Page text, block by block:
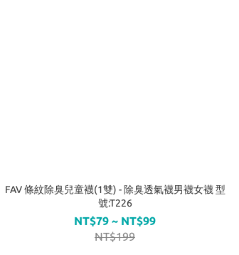
FAV 條紋除臭兒童襪(1雙) - 除臭透氣襪男襪女襪 型
號:T226
NT$79 ~ NT$99
NT$199